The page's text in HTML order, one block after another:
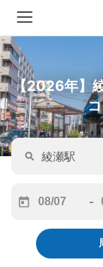
【2026年】
forward
interact
-